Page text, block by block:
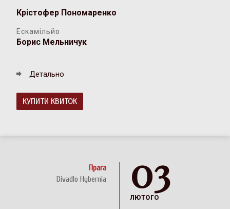
Крістофер Пономаренко
Ескамільйо
Борис Мельничук
Детально
КУПИТИ КВИТОК
Прага
Divadlo Hybernia
03
лютого